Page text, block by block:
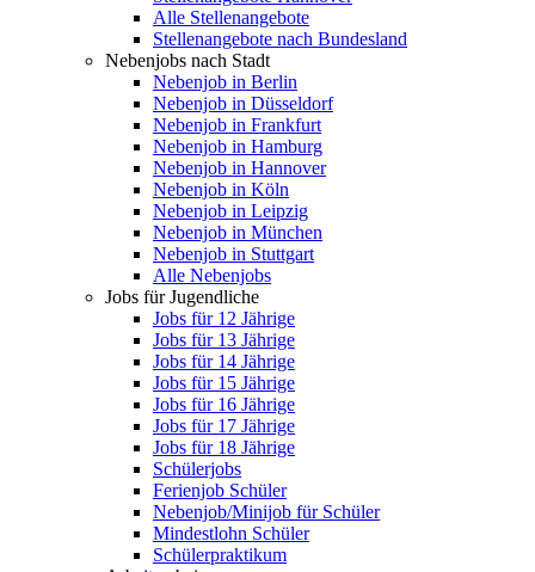
Alle Stellenangebote
Stellenangebote nach Bundesland
Nebenjobs nach Stadt
Nebenjob in Berlin
Nebenjob in Düsseldorf
Nebenjob in Frankfurt
Nebenjob in Hamburg
Nebenjob in Hannover
Nebenjob in Köln
Nebenjob in Leipzig
Nebenjob in München
Nebenjob in Stuttgart
Alle Nebenjobs
Jobs für Jugendliche
Jobs für 12 Jährige
Jobs für 13 Jährige
Jobs für 14 Jährige
Jobs für 15 Jährige
Jobs für 16 Jährige
Jobs für 17 Jährige
Jobs für 18 Jährige
Schülerjobs
Ferienjob Schüler
Nebenjob/Minijob für Schüler
Mindestlohn Schüler
Schülerpraktikum